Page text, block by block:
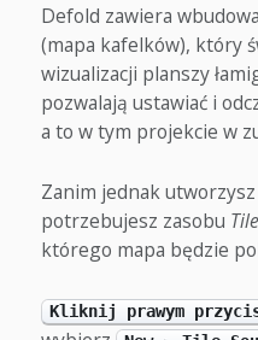
Defold zawiera
(mapa kafelków), który
wizualizacji planszy
pozwalają ustawiać i
a to w tym projekcie w
Zanim jednak
potrzebujesz zasobu
którego mapa będzie
Kliknij prawym